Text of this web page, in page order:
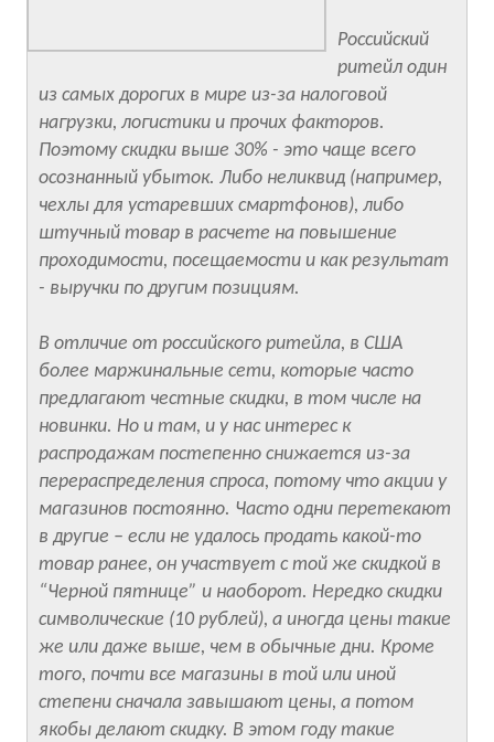
Российский
ритейл один
из самых дорогих в мире из-за налоговой
нагрузки, логистики и прочих факторов.
Поэтому скидки выше 30% - это чаще всего
осознанный убыток. Либо неликвид (например,
чехлы для устаревших смартфонов), либо
штучный товар в расчете на повышение
проходимости, посещаемости и как результат
- выручки по другим позициям.
В отличие от российского ритейла, в США
более маржинальные сети, которые часто
предлагают честные скидки, в том числе на
новинки. Но и там, и у нас интерес к
распродажам постепенно снижается из-за
перераспределения спроса, потому что акции у
магазинов постоянно. Часто одни перетекают
в другие – если не удалось продать какой-то
товар ранее, он участвует с той же скидкой в
“Черной пятнице” и наоборот. Нередко скидки
символические (10 рублей), а иногда цены такие
же или даже выше, чем в обычные дни. Кроме
того, почти все магазины в той или иной
степени сначала завышают цены, а потом
якобы делают скидку. В этом году такие